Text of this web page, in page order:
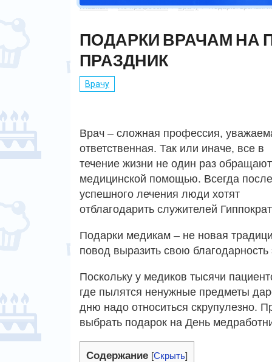
Главная  По профессии  Врачу  Подарки врачам
ПОДАРКИ ВРАЧАМ
ПРАЗДНИК
Врачу
Врач – сложная профессия,
ответственная. Так или иначе, все в
течение жизни не один раз
медицинской помощью. Всегда после
успешного лечения люди хотят
отблагодарить служителей
Подарки медикам – не новая
повод выразить свою благодарность
Поскольку у медиков тысячи
где пылятся ненужные предметы
дню надо относиться скрупулезно.
выбрать подарок на День
Содержание [Скрыть]